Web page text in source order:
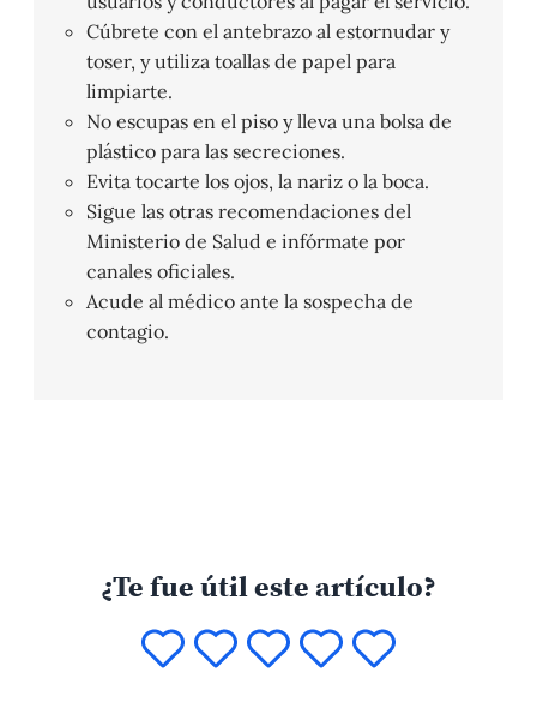
Cúbrete con el antebrazo al estornudar y
toser, y utiliza toallas de papel para
limpiarte.
No escupas en el piso y lleva una bolsa de
plástico para las secreciones.
Evita tocarte los ojos, la nariz o la boca.
Sigue las otras recomendaciones del
Ministerio de Salud e infórmate por
canales oficiales.
Acude al médico ante la sospecha de
contagio.
¿Te fue útil este artículo?